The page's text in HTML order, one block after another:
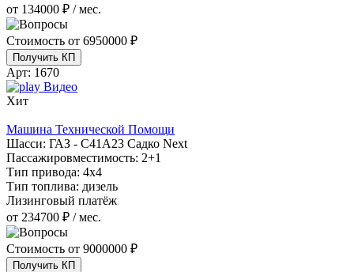
от 134000 ₽ / мес.
Стоимость от 6950000 ₽
Получить КП
Арт: 1670
Видео
Хит
Машина Технической Помощи
Шасси: ГАЗ - С41А23 Садко Next
Пассажировместимость: 2+1
Тип привода: 4х4
Тип топлива: дизель
Лизинговый платёж
от 234700 ₽ / мес.
Стоимость от 9000000 ₽
Получить КП